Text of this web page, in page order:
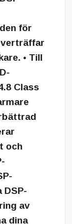
för
• Till
Class
och
DSP-
av
dina